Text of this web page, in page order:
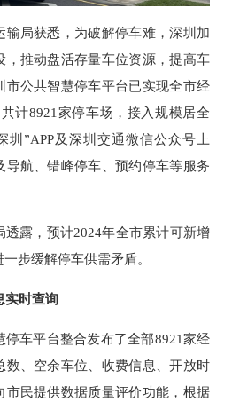
输局获悉，为破解停车难，深圳加
，推动盘活存量车位资源，提高车
市公共智慧停车平台已实现全市经
计8921家停车场，接入规模居全
圳”APP及深圳交通微信公众号上
导航、错峰停车、预约停车等服务
透露，预计2024年全市累计可新增
步缓解停车供需矛盾。
实时查询
车平台整合发布了全部8921家经
数、空余车位、收费信息、开放时
市民提供数据质量评价功能，根据